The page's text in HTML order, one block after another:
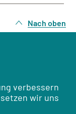
Nach oben
verbessern
wir uns